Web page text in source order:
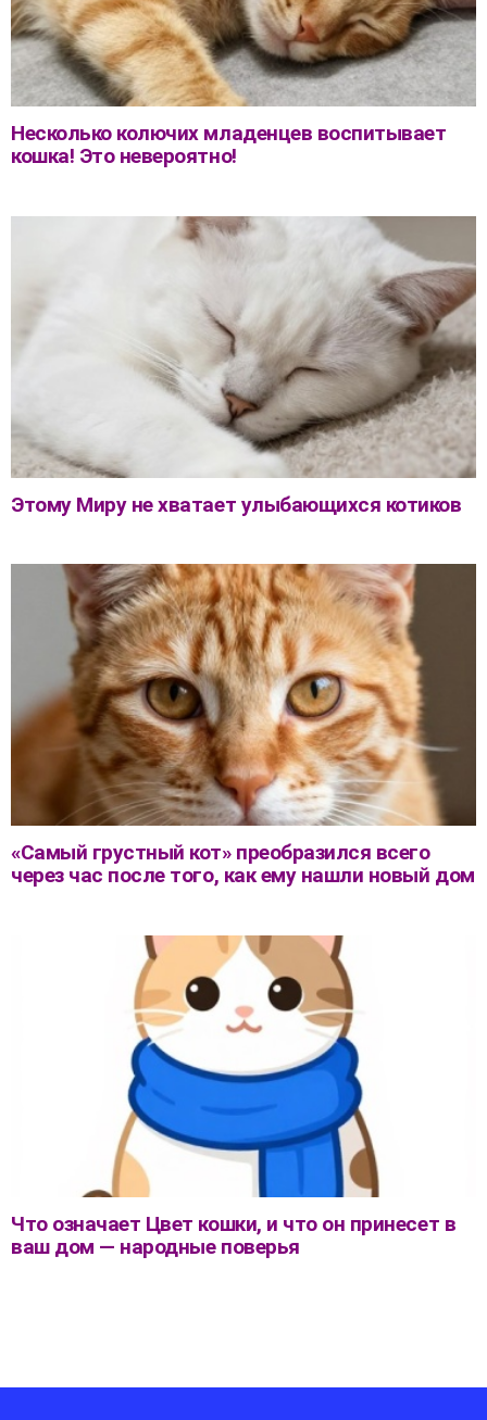
Несколько колючих младенцев воспитывает
кошка! Это невероятно!
Этому Миру не хватает улыбающихся котиков
«Самый грустный кот» преобразился всего
через час после того, как ему нашли новый дом
Что означает Цвет кошки, и что он принесет в
ваш дом — народные поверья